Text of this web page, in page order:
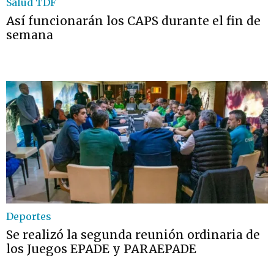
Salud TDF
Así funcionarán los CAPS durante el fin de
semana
Deportes
Se realizó la segunda reunión ordinaria de
los Juegos EPADE y PARAEPADE